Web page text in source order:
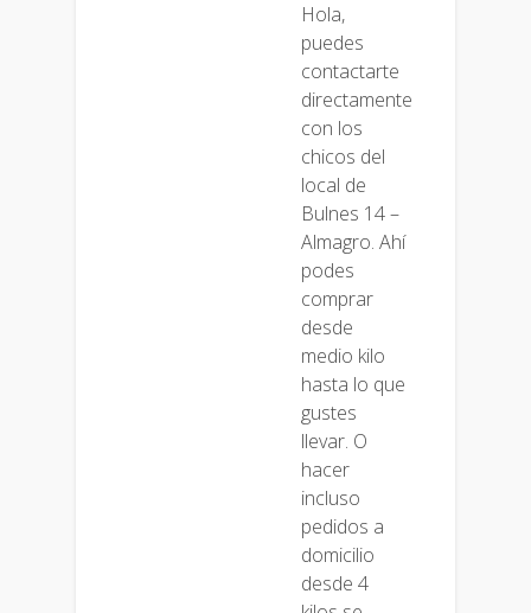
Hola,
puedes
contactarte
directamente
con los
chicos del
local de
Bulnes 14 –
Almagro. Ahí
podes
comprar
desde
medio kilo
hasta lo que
gustes
llevar. O
hacer
incluso
pedidos a
domicilio
desde 4